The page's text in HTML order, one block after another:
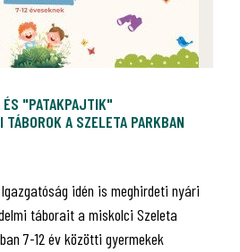
"PATAKPAJTIK"
TÁBOROK A SZELETA PARKBAN
idén is meghirdeti nyári
táborait a miskolci Szeleta
7-12 év közötti gyermekek